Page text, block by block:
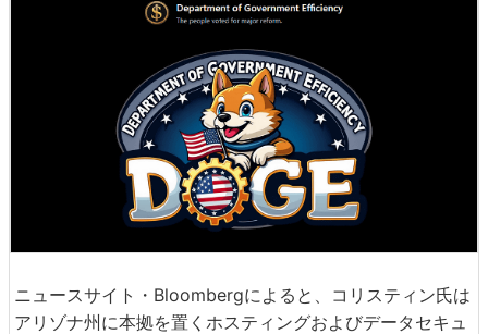
ニュースサイト・Bloombergによると、コリスティン氏は
アリゾナ州に本拠を置くホスティングおよびデータセキュ